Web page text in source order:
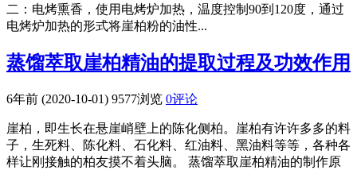
二：电烤熏香，使用电烤炉加热，温度控制90到120度，通过
电烤炉加热的形式将崖柏粉的油性...
蒸馏萃取崖柏精油的提取过程及功效作用
6年前 (2020-10-01) 9577浏览 0评论
崖柏，即生长在悬崖峭壁上的陈化侧柏。崖柏有许许多多的料
子，生死料、陈化料、石化料、红油料、黑油料等等，各种各
样让刚接触的柏友摸不着头脑。 蒸馏萃取崖柏精油的制作原